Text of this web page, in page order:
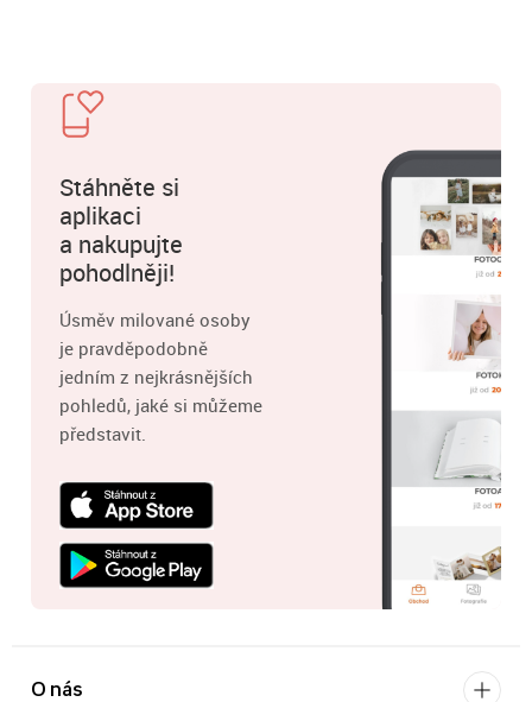
Stáhněte si
aplikaci
a nakupujte
pohodlněji!
Úsměv milované osoby
je pravděpodobně
jedním z nejkrásnějších
pohledů, jaké si můžeme
představit.
O nás